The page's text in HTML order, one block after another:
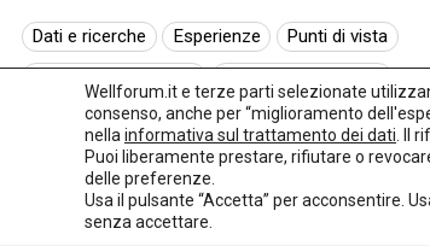
Dati e ricerche Esperienze
Punti di vista
Normativa europea
Rassegna normativa
I seminari di Welforum
Eventi
Spazio ai promotori
Wellforum.it e terze parti selezionate
consenso, anche per “miglioramento
nella informativa sul trattamento dei dati . Il
Puoi liberamente prestare, rifiutare o
delle preferenze.
Usa il pulsante “Accetta” per acconsentire.
senza accettare.